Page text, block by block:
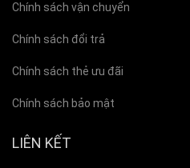
Chính sách vận chuyển
Chính sách đổi trả
Chính sách thẻ ưu đãi
Chính sách bảo mật
LIÊN KẾT